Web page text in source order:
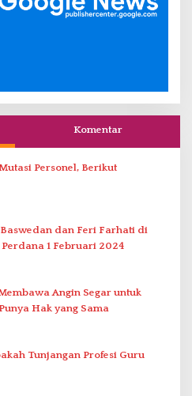
Komentar
Personel, Berikut
dan Feri Farhati di
1 Februari 2024
Angin Segar untuk
Hak yang Sama
Tunjangan Profesi Guru